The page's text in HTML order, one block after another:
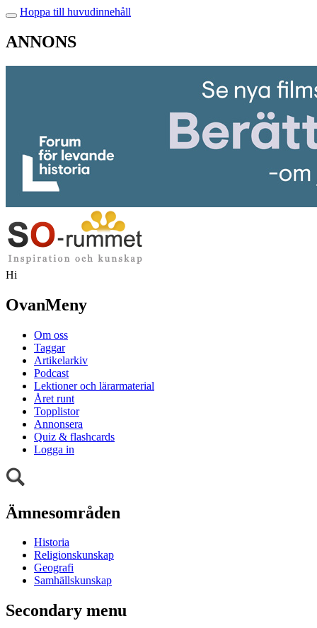
Hoppa till huvudinnehåll
ANNONS
Hi
OvanMeny
Om oss
Taggar
Artikelarkiv
Podcast
Lektioner och lärarmaterial
Året runt
Topplistor
Annonsera
Quiz & flashcards
Logga in
Ämnesområden
Historia
Religionskunskap
Geografi
Samhällskunskap
Secondary menu